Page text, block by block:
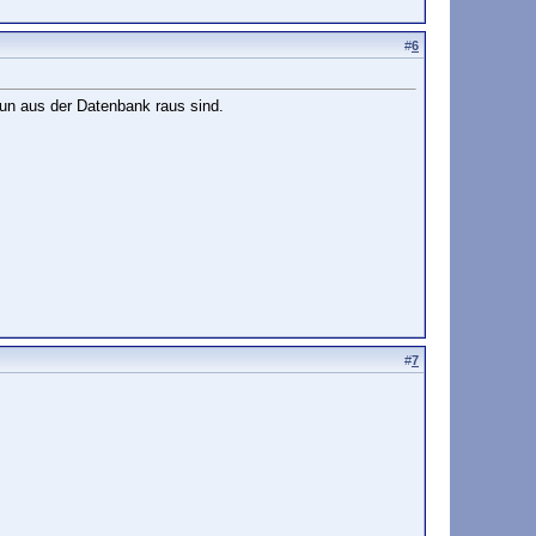
#6
aus der Datenbank raus sind.
#7